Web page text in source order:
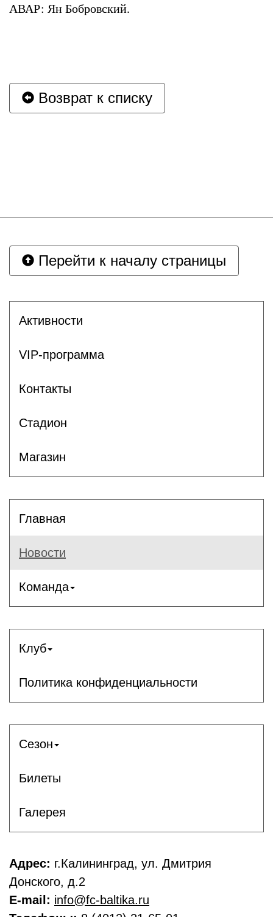
АВАР: Ян Бобровский.
Возврат к списку
Перейти к началу страницы
Активности
VIP-программа
Контакты
Стадион
Магазин
Главная
Новости
Команда
Клуб
Политика конфиденциальности
Сезон
Билеты
Галерея
Адрес: г.Калининград, ул. Дмитрия
Донского, д.2
E-mail: info@fc-baltika.ru